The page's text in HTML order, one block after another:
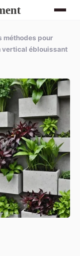
méthodes pour
vertical éblouissant